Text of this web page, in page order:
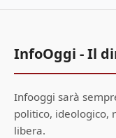
InfoOggi - Il
Infooggi sarà
politico, ideologico,
libera.